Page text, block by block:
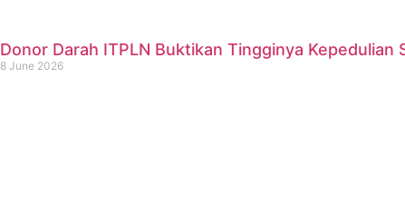
Donor Darah ITPLN Buktikan Tingginya Kepedulian
8 June 2026